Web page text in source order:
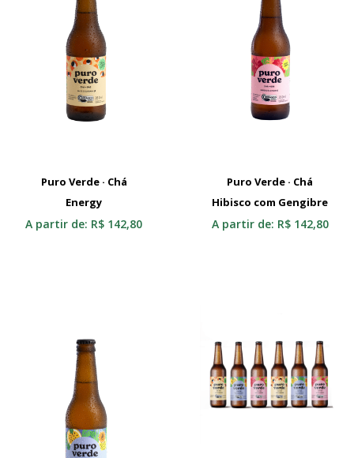
Selecionar
Puro Verde · Chá
Energy
A partir de: R$ 142,80
Selecionar
Puro Verde · Chá
Hibisco com Gengibre
A partir de: R$142,80